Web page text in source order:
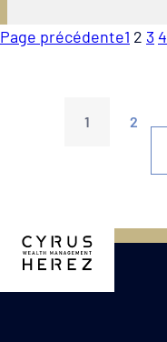
Page précédente1 2 3 4
1 2